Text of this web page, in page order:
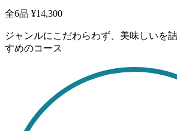
全6品 ¥14,300
ジャンルにこだわらわず、美味しいを
すめのコース